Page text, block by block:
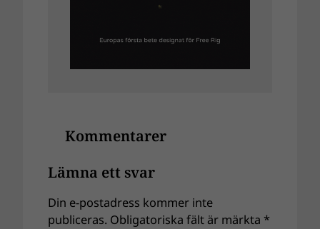
Kommentarer
Lämna ett svar
Din e-postadress kommer inte
publiceras. Obligatoriska fält är märkta *